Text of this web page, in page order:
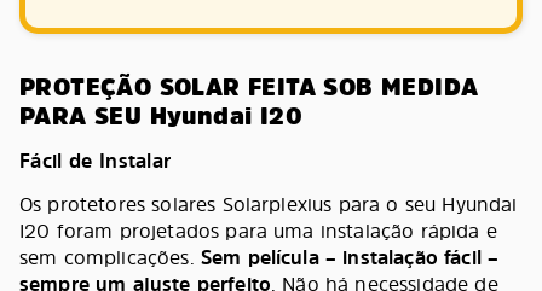
PROTEÇÃO SOLAR FEITA SOB MEDIDA
PARA SEU Hyundai I20
Fácil de Instalar
Os protetores solares Solarplexius para o seu Hyundai
I20 foram projetados para uma instalação rápida e
sem complicações. Sem película – instalação fácil –
sempre um ajuste perfeito. Não há necessidade de